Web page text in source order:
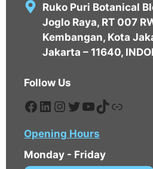
Ruko Puri Botanical
Joglo Raya, RT 007
Kembangan, Kota
Jakarta – 11640,
Follow Us
https://
https://
https://
https://
https://
https://
Opening Hours
Monday - Friday